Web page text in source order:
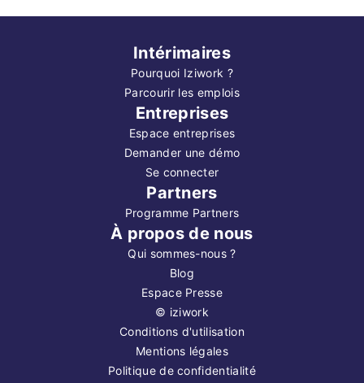
Intérimaires
Pourquoi Iziwork ?
Parcourir les emplois
Entreprises
Espace entreprises
Demander une démo
Se connecter
Partners
Programme Partners
À propos de nous
Qui sommes-nous ?
Blog
Espace Presse
© iziwork
Conditions d'utilisation
Mentions légales
Politique de confidentialité